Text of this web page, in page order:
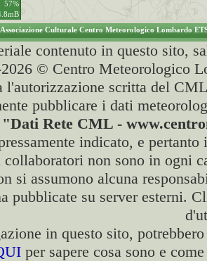
57%
Associazione Culturale Centro Meteorologico Lombardo
contenuto in questo sito,
© Centro Meteorologico
l'autorizzazione scritta del
pubblicare i dati
Rete CML -
indicato, e
non sono in ogni
si assumono alcuna
pubblicate su server esterni.
in questo sito,
per sapere cosa sono e